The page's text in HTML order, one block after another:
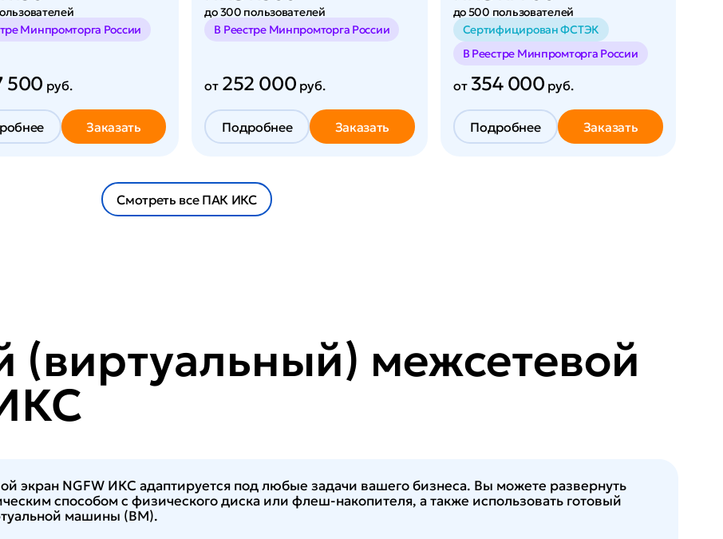
Минпромторга России
500 руб.
Заказать
до 300 пользователей
В Реестре Минпромторга России
от 252 000 руб.
Подробнее Заказать
до 500 пользователей
Сертифицирован ФСТЭК
В Реестре Минпромторга России
от 354 000 руб.
Подробнее Заказать
Смотреть все ПАК ИКС
межсетевой
экран NGFW ИКС адаптируется под любые задачи вашего бизнеса. Вы можете развернуть
способом с физического диска или флеш-накопителя, а также использовать готовый
машины (ВМ).